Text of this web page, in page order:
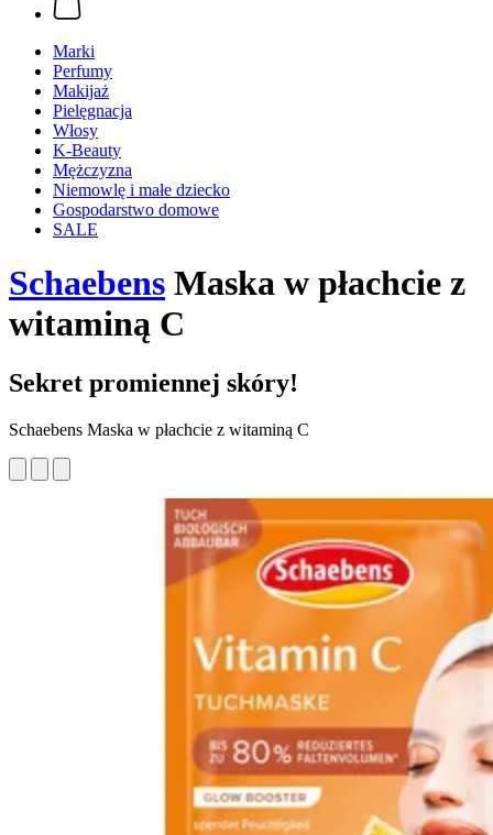
Marki
Perfumy
Makijaż
Pielęgnacja
Włosy
K-Beauty
Mężczyzna
Niemowlę i małe dziecko
Gospodarstwo domowe
SALE
Schaebens Maska w płachcie z
witaminą C
Sekret promiennej skóry!
Schaebens Maska w płachcie z witaminą C